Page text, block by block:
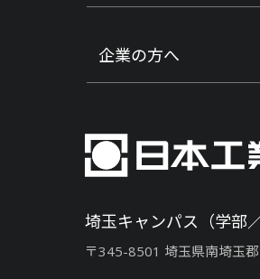
企業の方へ
埼玉キャンパス（学部
〒345-8501 埼玉県南埼玉